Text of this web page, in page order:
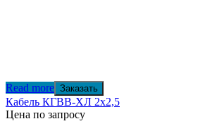
Read more Заказать
Кабель КГВВ-ХЛ 2х2,5
Цена по запросу